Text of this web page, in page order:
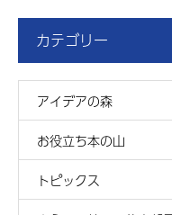
カテゴリー
アイデアの森
お役立ち本の山
トピックス